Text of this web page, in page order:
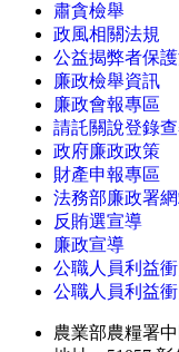
肅貪檢舉
政風相關法規
公益揭弊者保
廉政檢舉資訊
廉政會報專區
請託關說登錄
政府廉政政策
財產申報專區
法務部廉政署
反賄選宣導
廉政宣導
公職人員利益
公職人員利益
農業部農糧署